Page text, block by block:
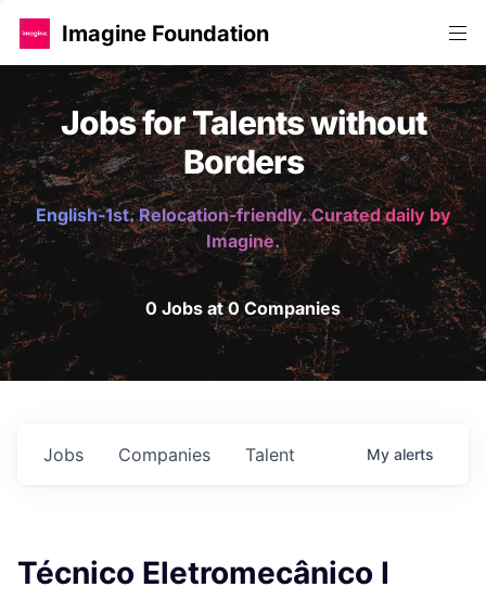
Imagine Foundation
Jobs for Talents without
Borders
English-1st. Relocation-friendly. Curated daily by
Imagine.
0 Jobs at 0 Companies
Jobs Companies Talent My alerts
Técnico Eletromecânico I